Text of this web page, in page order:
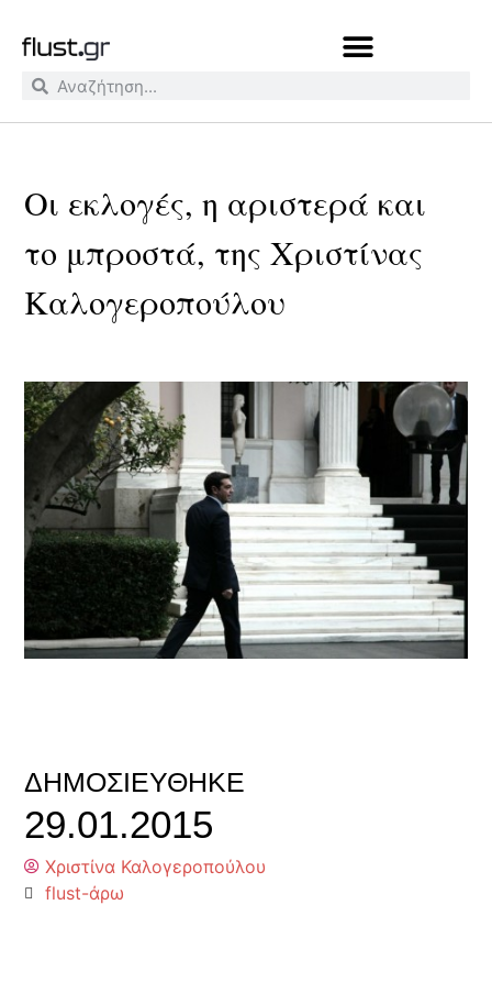
Οι εκλογές, η αριστερά και
το μπροστά, της Χριστίνας
Καλογεροπούλου
ΔΗΜΟΣΙΕΎΘΗΚΕ
29.01.2015
Χριστίνα Καλογεροπούλου
flust-άρω